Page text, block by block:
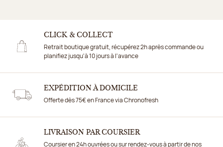
CLICK & COLLECT
Retrait boutique gratuit, récupérez 2h après commande ou
planifiez jusqu'à 10 jours à l'avance
EXPÉDITION À DOMICILE
Offerte dès 75€ en France via Chronofresh
LIVRAISON PAR COURSIER
Coursier en 24h ouvrées ou sur rendez-vous à partir de nos